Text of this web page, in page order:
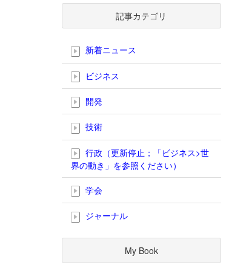
記事カテゴリ
新着ニュース
ビジネス
開発
技術
行政（更新停止；「ビジネス>世
界の動き」を参照ください）
学会
ジャーナル
My Book